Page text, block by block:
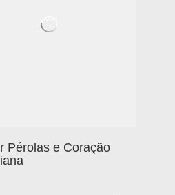
Pérolas e Coração